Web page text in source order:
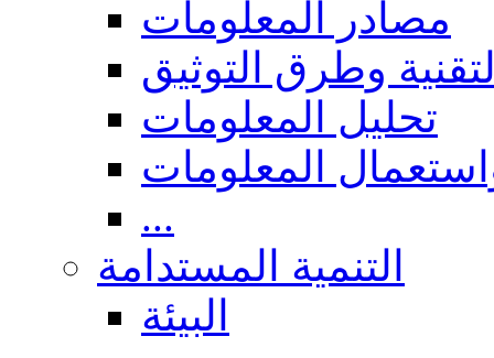
مصادر المعلومات
وطرق التوثيق
تحليل المعلومات
المعلومات
...
التنمية المستدامة
البيئة